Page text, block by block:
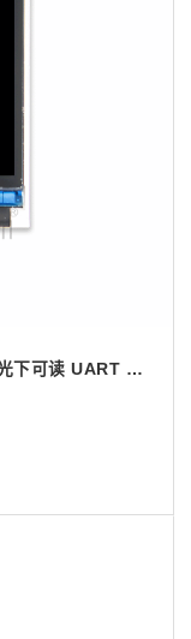
2.0 寸 IPS TFT 显示模块 - 240x320 阳光下可读 UART 接口智能模组